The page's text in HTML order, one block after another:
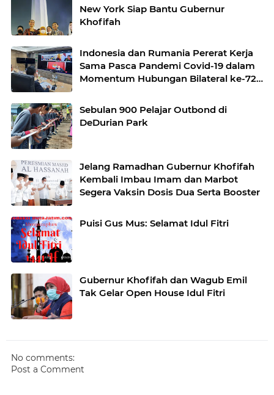
New York Siap Bantu Gubernur
Khofifah
Indonesia dan Rumania Pererat Kerja
Sama Pasca Pandemi Covid-19 dalam
Momentum Hubungan Bilateral ke-72
Sebulan 900 Pelajar Outbond di
DeDurian Park
Jelang Ramadhan Gubernur Khofifah
Kembali Imbau Imam dan Marbot
Segera Vaksin Dosis Dua Serta Booster
Puisi Gus Mus: Selamat Idul Fitri
Gubernur Khofifah dan Wagub Emil
Tak Gelar Open House Idul Fitri
No comments:
Post a Comment